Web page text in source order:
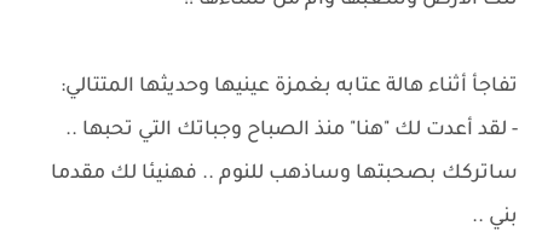
تفاجأ أثناء هالة عتابه بغمزة عينيها وحديثها المتتالي:
- لقد أعدت لك "هنا" منذ الصباح وجباتك التي تحبها ..
ساتركك بصحبتها وساذهب للنوم .. فهنيئا لك مقدما
بني ..